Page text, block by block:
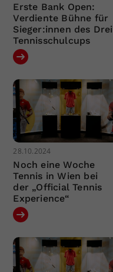
Erste Bank Open:
Verdiente Bühne für
Sieger:innen des Drei
Tennisschulcups
28.10.2024
Noch eine Woche
Tennis in Wien bei
der „Official Tennis
Experience“